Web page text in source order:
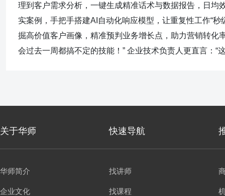
理到客户需求分析，一键生成精准话术与数据报告，日
实案例，手把手搭建AI自动化响应模型，让重复性工作“
掘高价值客户画像，精准预判业务增长点，助力营销转化
会过去一周都搞不定的技能！” 企业技术负责人更直言：“
关于华师 快速导航
华师简介
企业文化
找讲师
找课程